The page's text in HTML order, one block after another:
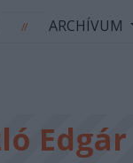
// ARCHÍVUM
Edgár